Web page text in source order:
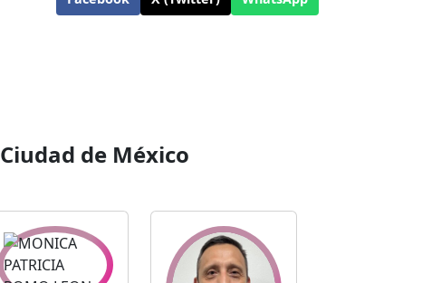
Ciudad de México